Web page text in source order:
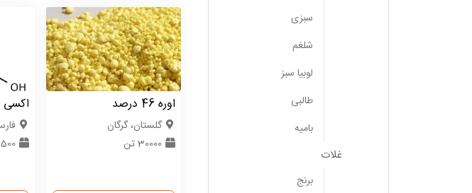
اوره 46 درصد
گلستان، گرگان
30000 تن
اکسی
1500
سبزی
شلغم
لوبیا سبز
طالبی
بامیه
غلات
برنج